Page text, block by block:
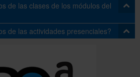
de las clases de los módulos del
se realizan en formato híbrido
lunes a jueves de 15:30h a
España)
de las actividades presenciales?
de febrero-marzo del primer